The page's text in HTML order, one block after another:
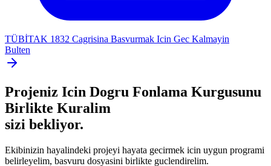
TÜBİTAK 1832 Cagrisina Basvurmak Icin Gec Kalmayin
Bulten
Projeniz Icin Dogru Fonlama Kurgusunu
Birlikte Kuralim
sizi bekliyor.
Ekibinizin hayalindeki projeyi hayata gecirmek icin uygun programi
belirleyelim, basvuru dosyasini birlikte guclendirelim.